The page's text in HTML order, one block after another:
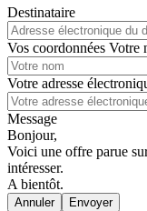
Destinataire
Vos coordonnées Votre
Votre adresse
Message
Bonjour,
Voici une offre parue
intéresser.
A bientôt.
Annuler